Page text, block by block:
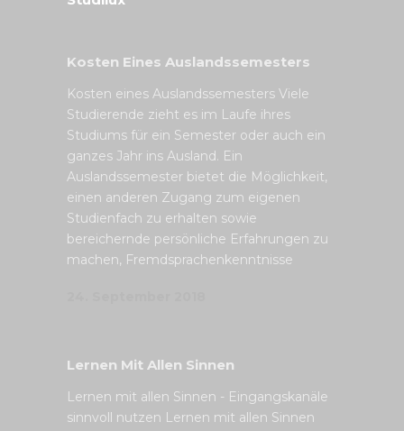
Kosten Eines Auslandssemesters
Kosten eines Auslandssemesters Viele
Studierende zieht es im Laufe ihres
Studiums für ein Semester oder auch ein
ganzes Jahr ins Ausland. Ein
Auslandssemester bietet die Möglichkeit,
einen anderen Zugang zum eigenen
Studienfach zu erhalten sowie
bereichernde persönliche Erfahrungen zu
machen, Fremdsprachenkenntnisse
Lernen Mit Allen Sinnen
Lernen mit allen Sinnen - Eingangskanäle
sinnvoll nutzen Lernen mit allen Sinnen